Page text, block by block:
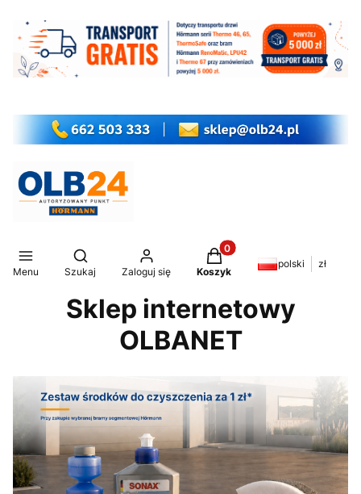
Menu
Otwórz wyszukiwarkę
Szukaj Zaloguj się
Produkty w koszyku: 0.
Koszyk
polski zł
Sklep internetowy
OLBANET